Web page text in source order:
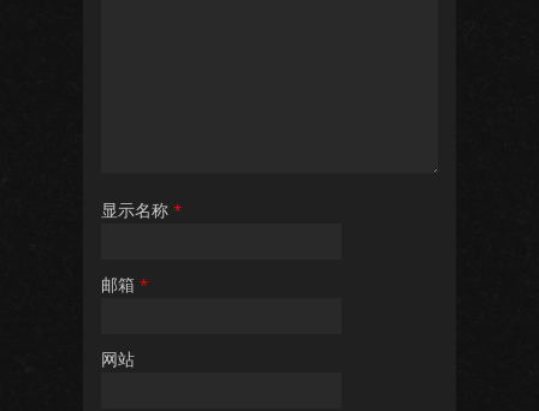
显示名称 *
邮箱 *
网站